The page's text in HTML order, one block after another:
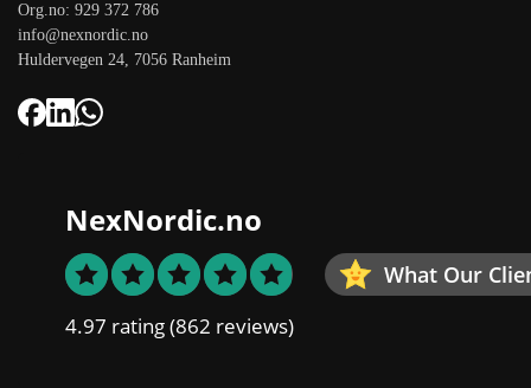
Org.no: 929 372 786
info@nexnordic.no
Huldervegen 24, 7056 Ranheim
NexNordic.no
What Our
4.97 rating(862 reviews)